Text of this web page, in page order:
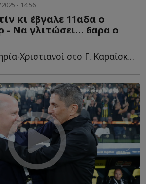
- 14:56
κι έβγαλε 11αδα ο
- Να γλιτώσει… 6αρα ο
Το ντέρμπι... Θηρία-Χριστιανοί στο Γ. Καραϊσκάκης, οι ε...